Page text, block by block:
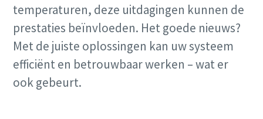
temperaturen, deze uitdagingen kunnen de
prestaties beïnvloeden. Het goede nieuws?
Met de juiste oplossingen kan uw systeem
efficiënt en betrouwbaar werken – wat er
ook gebeurt.